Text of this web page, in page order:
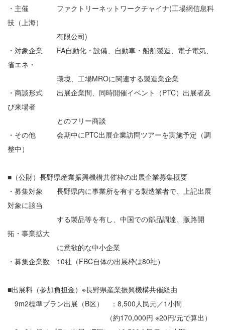
・主催 ファクトリーネットワークチャイナ(工場網信息科
技（上海）
有限公司)
・対象企業 FA自動化・設備、自動車・船舶製造、電子電気、
省エネ・
環境、工場MROに関連する製造業企業
・商談形式 出展企業間、同時開催イベント（PTC）出展者及
び来場者
とのフリー商談
・その他 会期中にPTC出展企業訪問ツアーを実施予定（調
整中）
■（公財）長野県産業振興機構共催枠の出展企業募集概要
・募集対象 長野県内に事業所を有する製造業者で、上記出展
対象に該当
する製品等を有し、中国での部品調達、販路開
拓・事業拡大
に意欲的な中小企業
・募集企業数 10社（FBC自体の出展枠は80社）
■出展料（参加負担金）※長野県産業振興機構共催経由
9m2標準プラン出展（B区） ：8,500人民元／1小間
（約170,000円 ※20円/元で算出）